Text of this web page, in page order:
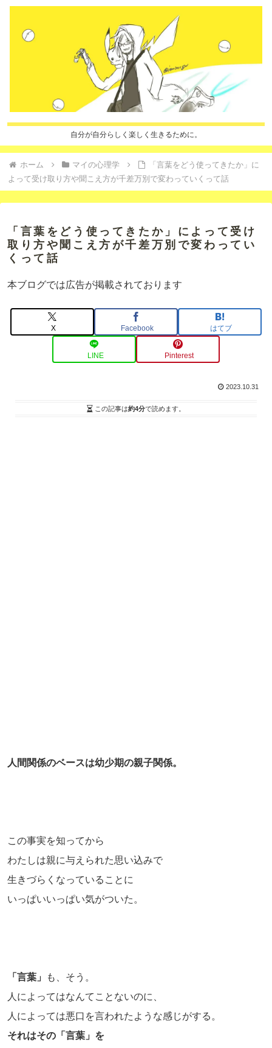
自分が自分らしく楽しく生きるために。
ホーム マイの心理学
「言葉をどう使ってきたか」に
よって受け取り方や聞こえ方が千差万別で変わっていくって話
「言葉をどう使ってきたか」によって受け
取り方や聞こえ方が千差万別で変わってい
くって話
本ブログでは広告が掲載されております
X Facebook はてブ
LINE Pinterest
2023.10.31
この記事は約4分で読めます。
人間関係のベースは幼少期の親子関係。
この事実を知ってから
わたしは親に与えられた思い込みで
生きづらくなっていることに
いっぱいいっぱい気がついた。
「言葉」
も、そう。
人によってはなんてことないのに、
人によっては悪口を言われたような感じがする。
それはその「言葉」を